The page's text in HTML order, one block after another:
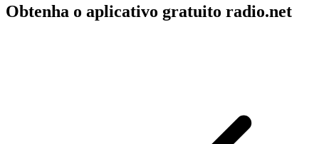
Obtenha o aplicativo gratuito radio.net